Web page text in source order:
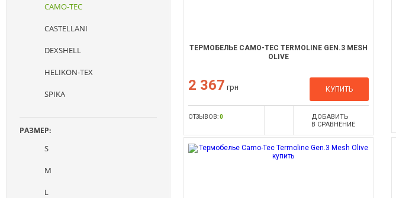
CAMO-TEC
CASTELLANI
DEXSHELL
HELIKON-TEX
SPIKA
РАЗМЕР:
S
M
L
ТЕРМОБЕЛЬЕ CAMO-TEC TERMOLINE GEN.3 MESH
OLIVE
2 367 грн КУПИТЬ
ОТЗЫВОВ:0
ДОБАВИТЬ
В СРАВНЕНИЕ